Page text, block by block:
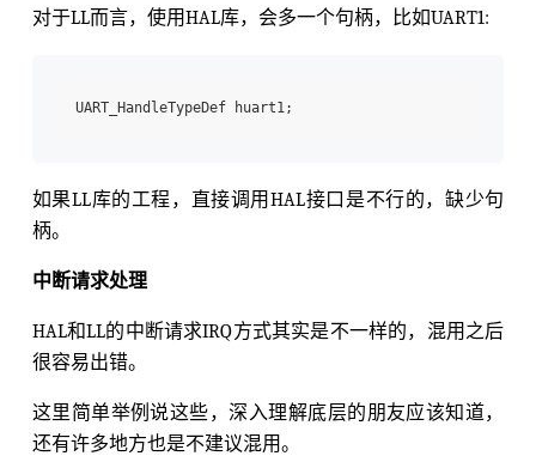
对于LL而言，使用HAL库，会多一个句柄，比如UART1:
如果LL库的工程，直接调用HAL接口是不行的，缺少句
柄。
中断请求处理
HAL和LL的中断请求IRQ方式其实是不一样的，混用之后
很容易出错。
这里简单举例说这些，深入理解底层的朋友应该知道，
还有许多地方也是不建议混用。